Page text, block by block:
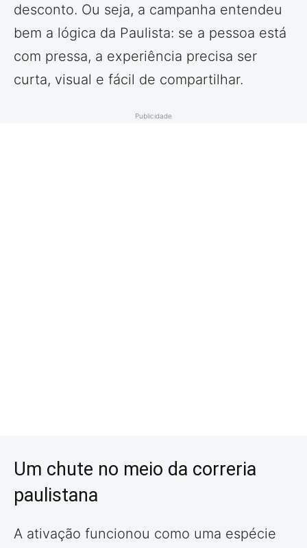
desconto. Ou seja, a campanha entendeu
bem a lógica da Paulista: se a pessoa está
com pressa, a experiência precisa ser
curta, visual e fácil de compartilhar.
Publicidade
Um chute no meio da correria
paulistana
A ativação funcionou como uma espécie